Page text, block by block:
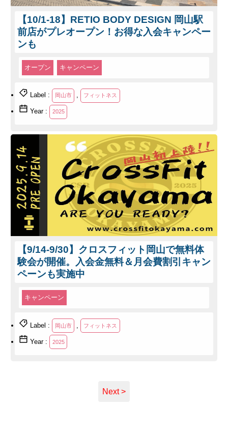
【10/1-18】RETIO BODY DESIGN 岡山駅
前店がプレオープン！お得な入会キャンペー
ンも
オープン キャンペーン
Label : 岡山市 , フィットネス
Year : 2025
【9/14-9/30】クロスフィット岡山で無料体
験会が開催。入会金無料＆月会費割引キャン
ペーンも実施中
キャンペーン
Label : 岡山市 フィットネス
Year : 2025
Next >